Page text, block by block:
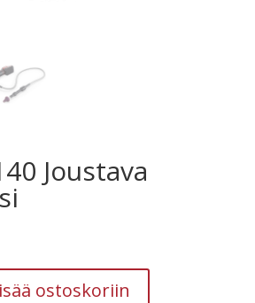
Joustava
ostoskoriin